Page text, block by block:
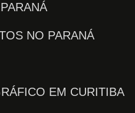
NO PARANÁ
EM CURITIBA